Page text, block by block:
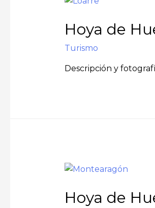
Hoya de
Turismo
Descripción y
Hoya de